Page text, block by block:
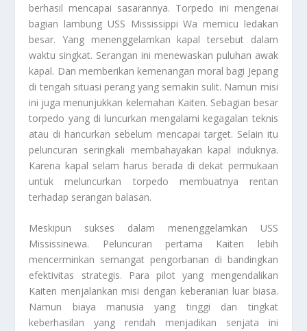
berhasil mencapai sasarannya. Torpedo ini mengenai
bagian lambung USS Mississippi Wa memicu ledakan
besar. Yang menenggelamkan kapal tersebut dalam
waktu singkat. Serangan ini menewaskan puluhan awak
kapal. Dan memberikan kemenangan moral bagi Jepang
di tengah situasi perang yang semakin sulit. Namun misi
ini juga menunjukkan kelemahan Kaiten. Sebagian besar
torpedo yang di luncurkan mengalami kegagalan teknis
atau di hancurkan sebelum mencapai target. Selain itu
peluncuran seringkali membahayakan kapal induknya.
Karena kapal selam harus berada di dekat permukaan
untuk meluncurkan torpedo membuatnya rentan
terhadap serangan balasan.
Meskipun sukses dalam menenggelamkan USS
Mississinewa. Peluncuran pertama Kaiten lebih
mencerminkan semangat pengorbanan di bandingkan
efektivitas strategis. Para pilot yang mengendalikan
Kaiten menjalankan misi dengan keberanian luar biasa.
Namun biaya manusia yang tinggi dan tingkat
keberhasilan yang rendah menjadikan senjata ini